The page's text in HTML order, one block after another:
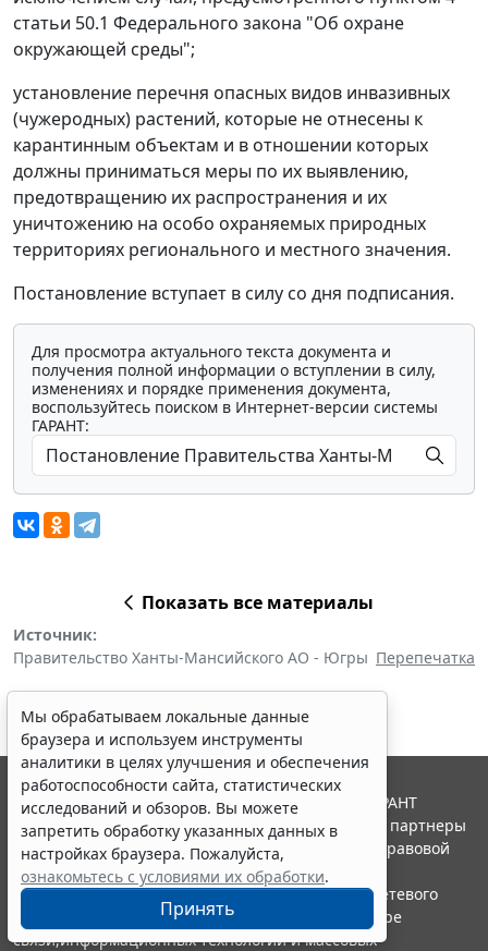
статьи 50.1 Федерального закона "Об охране
окружающей среды";
установление перечня опасных видов инвазивных
(чужеродных) растений, которые не отнесены к
карантинным объектам и в отношении которых
должны приниматься меры по их выявлению,
предотвращению их распространения и их
уничтожению на особо охраняемых природных
территориях регионального и местного значения.
Постановление вступает в силу со дня подписания.
Для просмотра актуального текста документа и
получения полной информации о вступлении в силу,
изменениях и порядке применения документа,
воспользуйтесь поиском в Интернет-версии системы
ГАРАНТ:
Показать все материалы
Источник:
Правительство Ханты-Мансийского АО - Югры Перепечатка
Мы обрабатываем локальные данные
браузера и используем инструменты
аналитики в целях улучшения и обеспечения
работоспособности сайта, статистических
исследований и обзоров. Вы можете
запретить обработку указанных данных в
настройках браузера. Пожалуйста,
ознакомьтесь с условиями их обработки.
Принять
© ООО "НПП "ГАРАНТ-СЕРВИС", 2026. Система ГАРАНТ
выпускается с 1990 года. Компания "Гарант" и ее партнеры
являются участниками Российской ассоциации правовой
информации ГАРАНТ.
Портал ГАРАНТ.РУ зарегистрирован в качестве сетевого
издания Федеральной службой по надзору в сфере
связи,информационных технологий и массовых